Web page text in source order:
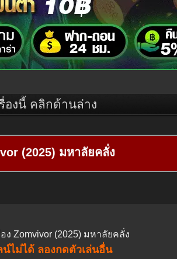
องนี้ คลิกด้านล่าง
(2025) มหาลัยคลั่ง
อง Zomvivor (2025) มหาลัยคลั่ง
ไม่ได้ ลองกดตัวเล่นอื่น